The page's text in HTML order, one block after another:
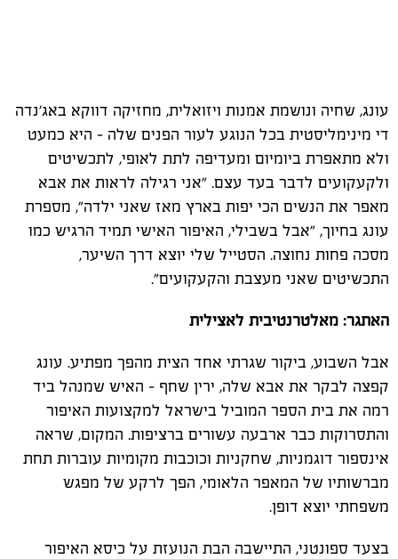
עונג, שחיה ונושמת אמנות ויזואלית, מחזיקה דווקא באג'נדה
די מינימליסטית בכל הנוגע לעור הפנים שלה – היא כמעט
ולא מתאפרת ביומיום ומעדיפה לתת לאופי, לתכשיטים
ולקעקועים לדבר בעד עצם. "אני רגילה לראות את אבא
מאפר את הנשים הכי יפות בארץ מאז שאני ילדה", מספרת
עונג בחיוך, "אבל בשבילי, האיפור האישי תמיד הרגיש כמו
מסכה פחות נחוצה. הסטייל שלי יוצא דרך השיער,
התכשיטים שאני מעצבת והקעקועים".
האתגר: מאלטרנטיבית לאצילית
אבל השבוע, ביקור שגרתי אחד הצית מהפך מפתיע. עונג
קפצה לבקר את אבא שלה, ירין שחף – האיש שמנהל ביד
רמה את בית הספר המוביל בישראל למקצועות האיפור
והתסרוקות כבר ארבעה עשורים ברציפות. המקום, שראה
אינספור דוגמניות, שחקניות וכוכבות מקומיות עוברות תחת
מברשותיו של המאפר הלאומי, הפך לרקע של מפגש
משפחתי יוצא דופן.
בצעד ספונטני, התיישבה הבת הנועזת על כיסא האיפור